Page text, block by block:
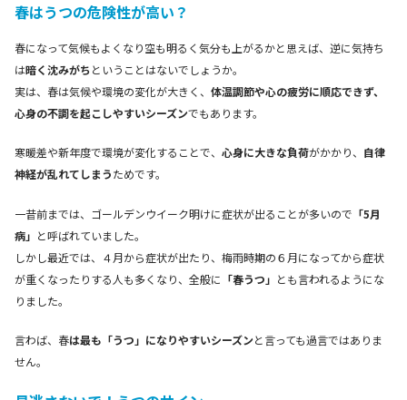
春はうつの危険性が高い？
春になって気候もよくなり空も明るく気分も上がるかと思えば、逆に気持ち
は暗く沈みがちということはないでしょうか。
実は、春は気候や環境の変化が大きく、 体温調節や心の疲労に順応できず、
心身の不調を起こしやすいシーズンでもあります。
寒暖差や新年度で環境が変化することで、 心身に大きな負荷がかかり、 自律
神経が乱れてしまうためです。
一昔前までは、ゴールデンウイーク明けに症状が出ることが多いので 「5月
病」 と呼ばれていました。
しかし最近では、４月から症状が出たり、梅雨時期の６月になってから症状
が重くなったりする人も多くなり、全般に 「春うつ」 とも言われるようにな
りました。
言わば、春は最も「うつ」になりやすいシーズンと言っても過言ではありま
せん。